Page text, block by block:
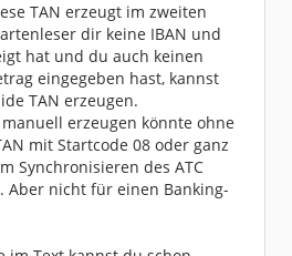
TAN erzeugt im zweiten
dir keine IBAN und
hat und du auch keinen
eingegeben hast, kannst
TAN erzeugen.
erzeugen könnte ohne
mit Startcode 08 oder ganz
Synchronisieren des ATC
Aber nicht für einen Banking-